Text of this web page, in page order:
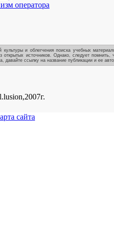
оператора
и облегчения поиска учебных
источников. Однако, следует
ссылку на название публикации и ее
сайта